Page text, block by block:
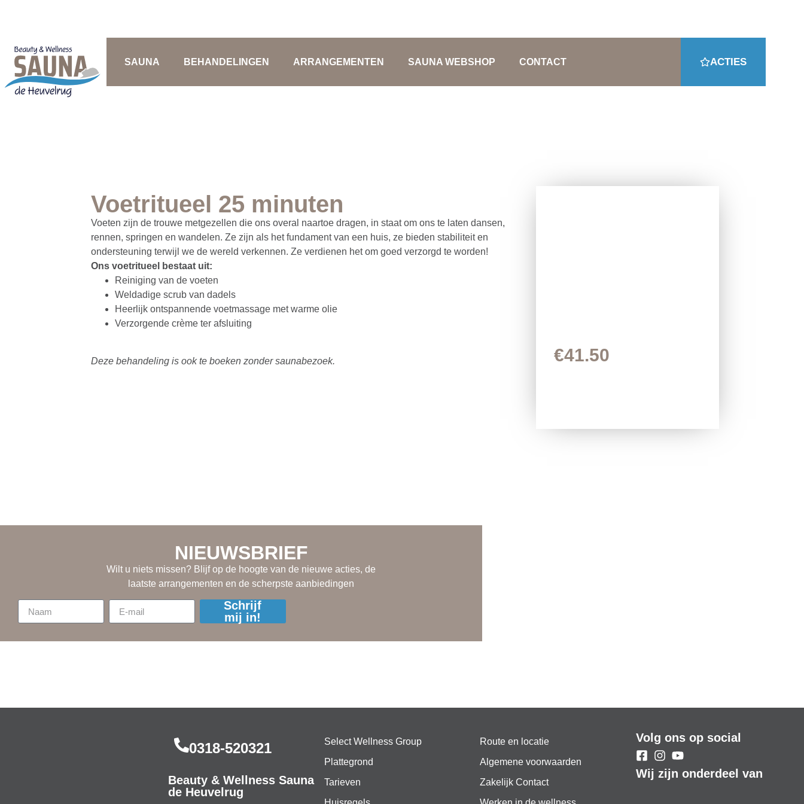
SAUNA BEHANDELINGEN ARRANGEMENTEN SAUNA WEBSHOP CONTACT ACTIES
Voetritueel 25 minuten
Voeten zijn de trouwe metgezellen die ons overal naartoe dragen, in staat om ons te laten dansen,
rennen, springen en wandelen. Ze zijn als het fundament van een huis, ze bieden stabiliteit en
ondersteuning terwijl we de wereld verkennen. Ze verdienen het om goed verzorgd te worden!
Ons voetritueel bestaat uit:
Reiniging van de voeten
Weldadige scrub van dadels
Heerlijk ontspannende voetmassage met warme olie
Verzorgende crème ter afsluiting
Deze behandeling is ook te boeken zonder saunabezoek. €41.50
NIEUWSBRIEF
Wilt u niets missen? Blijf op de hoogte van de nieuwe acties, de
laatste arrangementen en de scherpste aanbiedingen
Schrijf
mij in!
0318-520321
Beauty & Wellness Sauna
de Heuvelrug
Select Wellness Group
Plattegrond
Tarieven
Route en locatie
Algemene voorwaarden
Zakelijk Contact
Volg ons op social
Wij zijn onderdeel van